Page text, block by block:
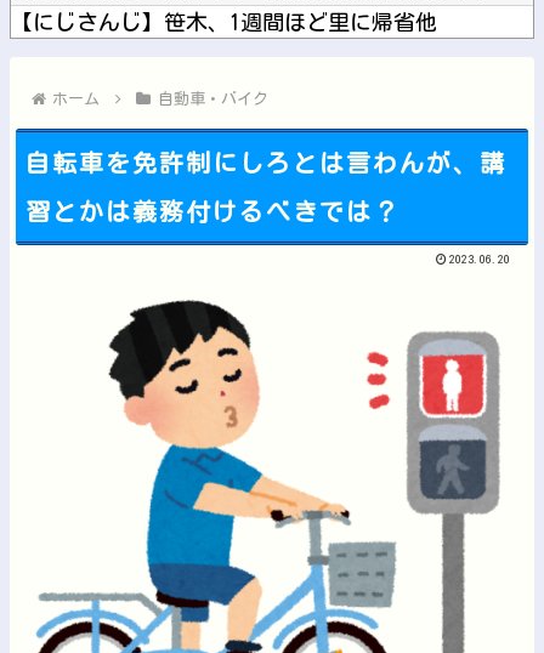
【にじさんじ】笹木、1週間ほど里に帰省他
Vチューバーに最近ある変化が起きつつある他
Powered by livedoor 相互RSS
ホーム 自動車・バイク
自転車を免許制にしろとは言わんが、講
習とかは義務付けるべきでは？
2023.06.20